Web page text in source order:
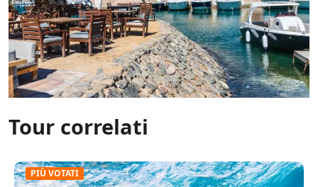
Tour correlati
PIÙ VOTATI